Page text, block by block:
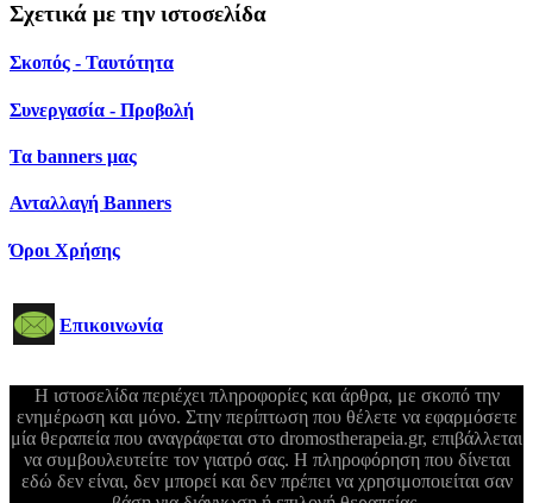
Σχετικά με την ιστοσελίδα
Σκοπός - Ταυτότητα
Συνεργασία - Προβολή
Τα banners μας
Ανταλλαγή Banners
Όροι Χρήσης
Επικοινωνία
Η ιστοσελίδα περιέχει πληροφορίες και άρθρα, με σκοπό την
ενημέρωση και μόνο. Στην περίπτωση που θέλετε να εφαρμόσετε
μία θεραπεία που αναγράφεται στο dromostherapeia.gr, επιβάλλεται
να συμβουλευτείτε τον γιατρό σας. Η πληροφόρηση που δίνεται
εδώ δεν είναι, δεν μπορεί και δεν πρέπει να χρησιμοποιείται σαν